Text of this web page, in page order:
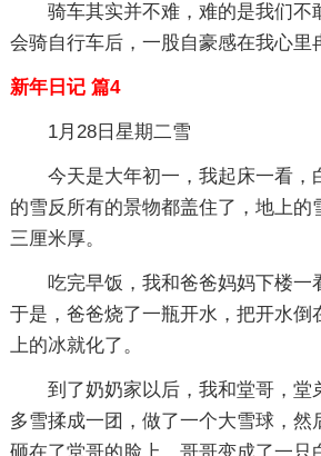
骑车其实并不难，难的是我们不
会骑自行车后，一股自豪感在我心里
新年日记 篇4
1月28日星期二雪
今天是大年初一，我起床一看，
的雪反所有的景物都盖住了，地上的
三厘米厚。
吃完早饭，我和爸爸妈妈下楼一
于是，爸爸烧了一瓶开水，把开水倒
上的冰就化了。
到了奶奶家以后，我和堂哥，堂
多雪揉成一团，做了一个大雪球，然